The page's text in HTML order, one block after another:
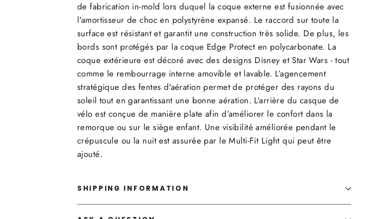
de fabrication in-mold lors duquel la coque externe est fusionnée avec
l'amortisseur de choc en polystyrène expansé. Le raccord sur toute la
surface est résistant et garantit une construction très solide. De plus, les
bords sont protégés par la coque Edge Protect en polycarbonate. La
coque extérieure est décoré avec des designs Disney et Star Wars - tout
comme le rembourrage interne amovible et lavable. L’agencement
stratégique des fentes d'aération permet de protéger des rayons du
soleil tout en garantissant une bonne aération. L’arrière du casque de
vélo est conçue de manière plate afin d’améliorer le confort dans la
remorque ou sur le siège enfant. Une visibilité améliorée pendant le
crépuscule ou la nuit est assurée par le Multi-Fit Light qui peut être
ajouté.
SHIPPING INFORMATION